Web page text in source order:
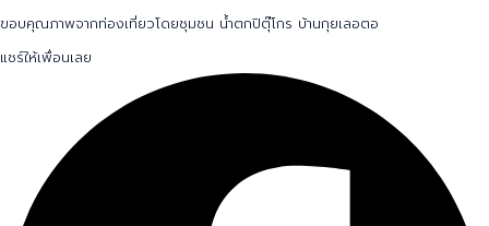
ขอบคุณภาพจากท่องเที่ยวโดยชุมชน น้ำตกปิตุ๊โกร บ้านกุยเลอตอ
แชร์ให้เพื่อนเลย